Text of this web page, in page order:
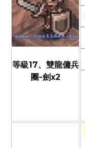
等級17、雙龍傭兵
團-劍x2